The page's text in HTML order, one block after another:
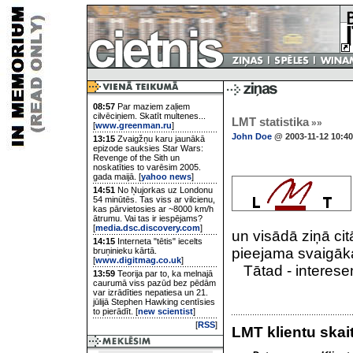
08:57 Par maziem zaļiem
cilvēciņiem. Skatīt multenes...
[www.greenman.ru]
13:15 Zvaigžņu karu jaunākā
epizode sauksies Star Wars:
Revenge of the Sith un
noskatīties to varēsim 2005.
gada maijā. [yahoo news]
14:51 No Ņujorkas uz Londonu
54 minūtēs. Tas viss ar vilcienu,
kas pārvietosies ar ~8000 km/h
ātrumu. Vai tas ir iespējams?
[media.dsc.discovery.com]
14:15 Interneta "tētis" iecelts
bruņinieku kārtā.
[www.digitmag.co.uk]
13:59 Teorija par to, ka melnajā
caurumā viss pazūd bez pēdām
var izrādīties nepatiesa un 21.
jūlijā Stephen Hawking centīsies
to pierādīt. [new scientist]
[RSS]
LMT statistika»»
John Doe @ 2003-11-12 10:40
un visādā ziņā
pieejama
Tātad -
LMT klientu